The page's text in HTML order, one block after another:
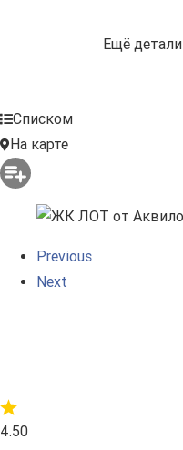
Ещё детали
Списком
На карте
Previous
Next
4.50